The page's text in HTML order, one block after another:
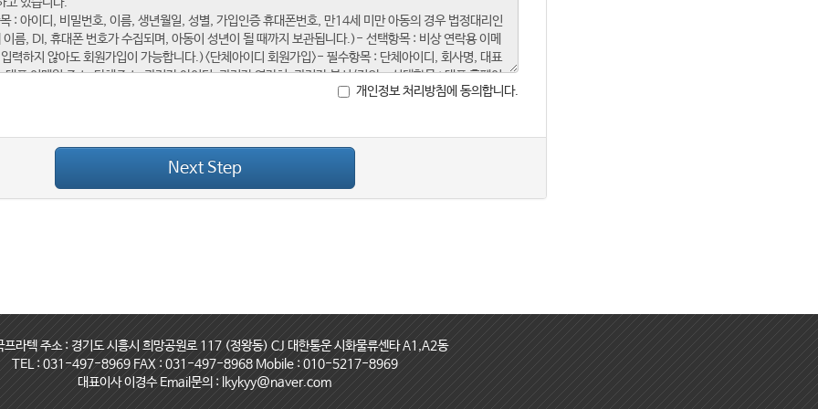
개인정보 처리방침에 동의합니다.
Next Step
라텍 주소 : 경기도 시흥시 희망공원로 117 (정왕동) CJ 대한통운 시화물류센타 A1,A2동
TEL : 031-497-8969 FAX : 031-497-8968 Mobile : 010-5217-8969
대표이사 이경수 Email문의 : lkykyy@naver.com